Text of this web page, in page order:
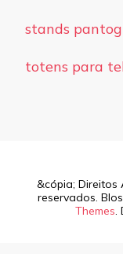
stands
totens para
&cópia; Direitos
reservados.
Themes.